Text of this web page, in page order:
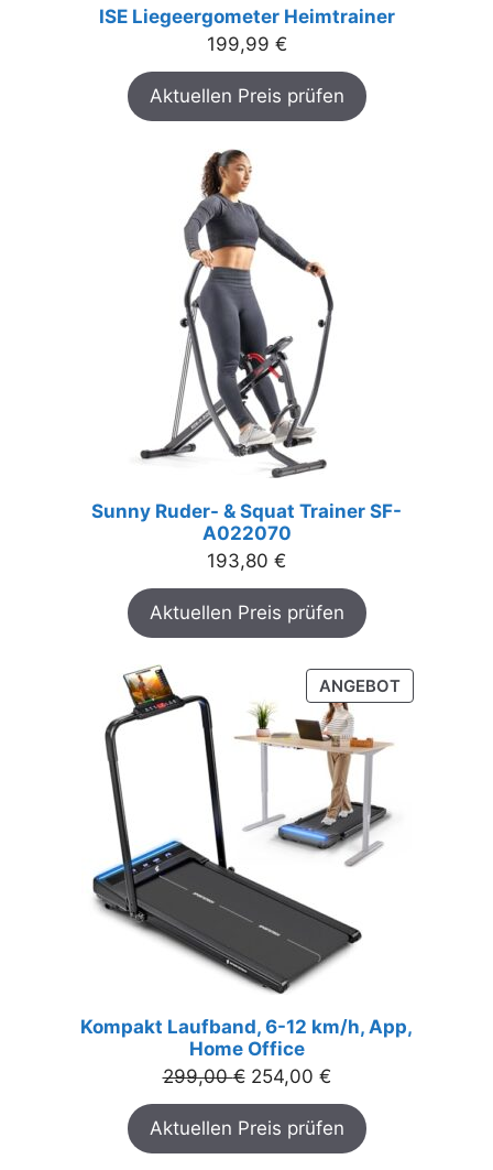
ISE Liegeergometer Heimtrainer
199,99 €
Aktuellen Preis prüfen
Sunny Ruder- & Squat Trainer SF-
A022070
193,80 €
Aktuellen Preis prüfen
ANGEBOTPRODUKT
IM
Kompakt Laufband, 6-12 km/h, App,
Home Office
299,00€ Ursprünglicher
Preis
war:
299,00 €
254,00 €Aktueller
Preis
ist:
254,00 €.
Aktuellen Preis prüfen